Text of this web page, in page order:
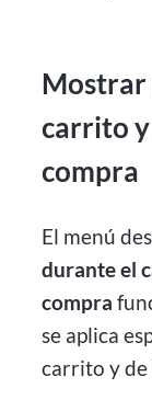
Mostrar
carrito
compra
El menú
durante el
compra
se aplica
carrito y de